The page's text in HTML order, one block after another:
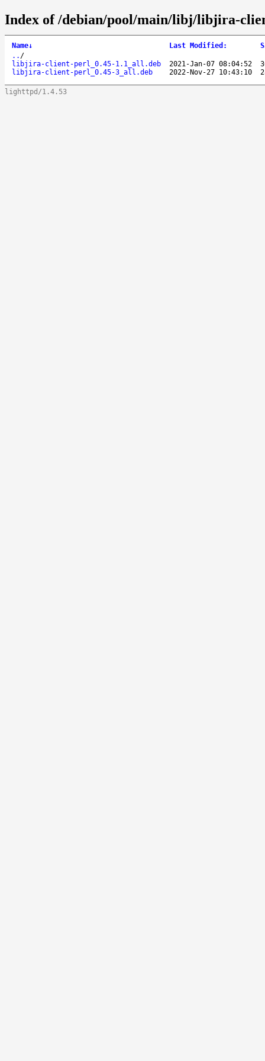
Index of /debian/pool/main/libj/libjira-
Name↓ Last Modified :
.. /
libjira-client-perl_0.45-1.1_all.deb
2021-Jan-07 08:04:52
libjira-client-perl_0.45-3_all.deb
2022-Nov-27 10:43:10
lighttpd/1.4.53